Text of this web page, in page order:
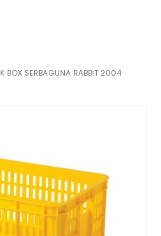
BOX SERBAGUNA RABBIT 2004